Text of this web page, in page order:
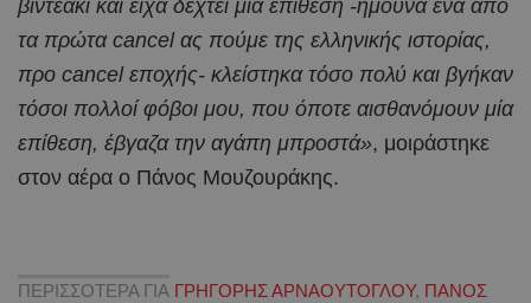
βιντεάκι και είχα δεχτεί μια επίθεση -ήμουνα ένα από
τα πρώτα cancel ας πούμε της ελληνικής ιστορίας,
προ cancel εποχής- κλείστηκα τόσο πολύ και βγήκαν
τόσοι πολλοί φόβοι μου, που όποτε αισθανόμουν μία
επίθεση, έβγαζα την αγάπη μπροστά», μοιράστηκε
στον αέρα ο Πάνος Μουζουράκης.
ΠΕΡΙΣΣΟΤΕΡΑ ΓΙΑ ΓΡΗΓΟΡΗΣ ΑΡΝΑΟΥΤΟΓΛΟΥ, ΠΑΝΟΣ